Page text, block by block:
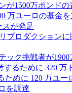
1500万ポンド
万ユーロの基金
が発足
プロダクションに
ック挑戦者が
するために 320
ために 120 万ユー
を調達